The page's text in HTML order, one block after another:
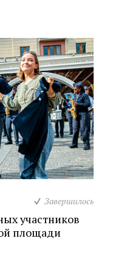
Завершилось
участников
площади